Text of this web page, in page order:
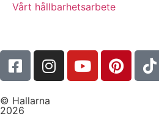
Vårt hållbarhetsarbete
© Hallarna
2026